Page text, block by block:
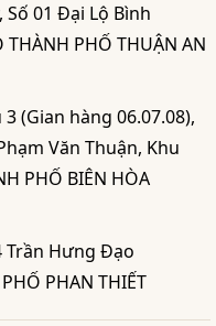
01 Đại Lộ Bình
PHỐ THUẬN AN
(Gian hàng 06.07.08),
Văn Thuận, Khu
PHỐ BIÊN HÒA
Trần Hưng Đạo
PHAN THIẾT